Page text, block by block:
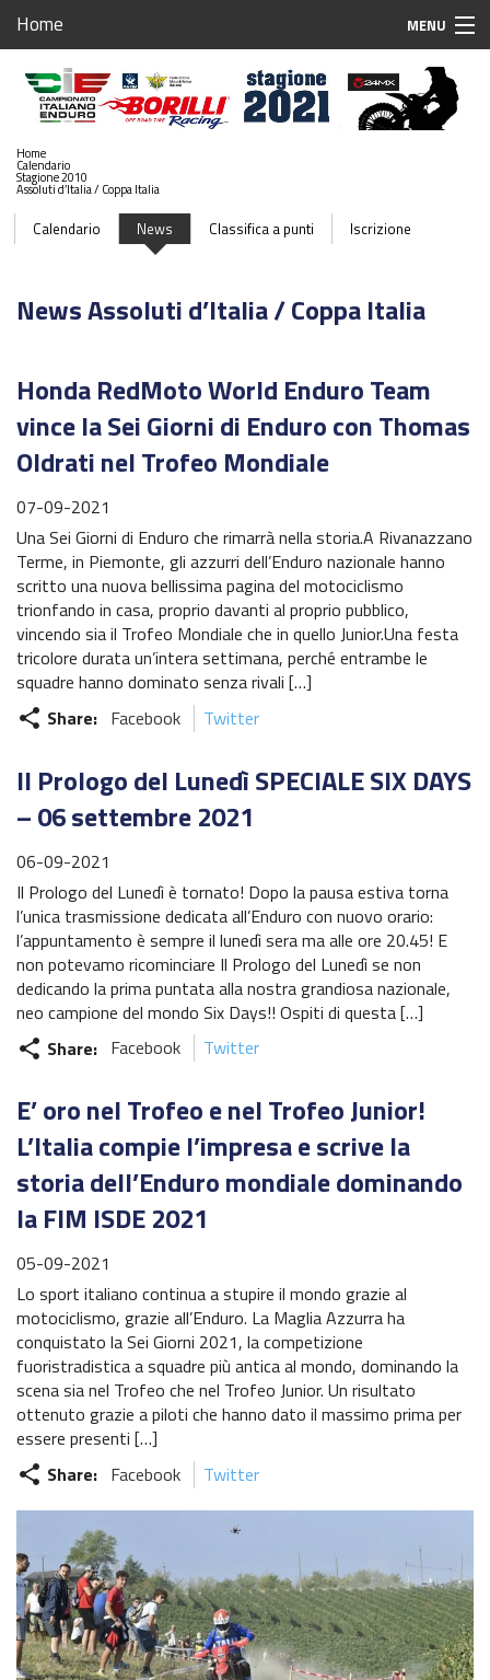
Home MENU
Home
Iscrizioni Gare
Calendario 2021
Stagione 2021
Case Associate
Breaking News
Trofeo Airoh Cross Test
X-CUP Motocross Marketing – Galfer
Trofeo Eleveit
Challenge KTM Enduro Major
Challenge Husqvarna Under23/Senior Enduro
Mondiale Enduro
Talenti Azzurri FMI
ISDE
Regionale Enduro
Albo d’oro
Informazioni e comunicati
Notizie sportive
Recensioni e test
Notizie sportive
Recensioni e test
Archivio News
Contatti
Home
Calendario
Stagione 2010
Assoluti d’Italia / Coppa Italia
Calendario News Classifica a punti Iscrizione
News Assoluti d’Italia / Coppa Italia
Honda RedMoto World Enduro Team
vince la Sei Giorni di Enduro con Thomas
Oldrati nel Trofeo Mondiale
07-09-2021
Una Sei Giorni di Enduro che rimarrà nella storia.A Rivanazzano
Terme, in Piemonte, gli azzurri dell’Enduro nazionale hanno
scritto una nuova bellissima pagina del motociclismo
trionfando in casa, proprio davanti al proprio pubblico,
vincendo sia il Trofeo Mondiale che in quello Junior.Una festa
tricolore durata un’intera settimana, perché entrambe le
squadre hanno dominato senza rivali […]
share Share: Facebook Twitter
Il Prologo del Lunedì SPECIALE SIX DAYS
– 06 settembre 2021
06-09-2021
Il Prologo del Lunedì è tornato! Dopo la pausa estiva torna
l’unica trasmissione dedicata all’Enduro con nuovo orario:
l’appuntamento è sempre il lunedì sera ma alle ore 20.45! E
non potevamo ricominciare Il Prologo del Lunedì se non
dedicando la prima puntata alla nostra grandiosa nazionale,
neo campione del mondo Six Days!! Ospiti di questa […]
share Share: Facebook Twitter
E’ oro nel Trofeo e nel Trofeo Junior!
L’Italia compie l’impresa e scrive la
storia dell’Enduro mondiale dominando
la FIM ISDE 2021
05-09-2021
Lo sport italiano continua a stupire il mondo grazie al
motociclismo, grazie all’Enduro. La Maglia Azzurra ha
conquistato la Sei Giorni 2021, la competizione
fuoristradistica a squadre più antica al mondo, dominando la
scena sia nel Trofeo che nel Trofeo Junior. Un risultato
ottenuto grazie a piloti che hanno dato il massimo prima per
essere presenti […]
share Share: Facebook Twitter